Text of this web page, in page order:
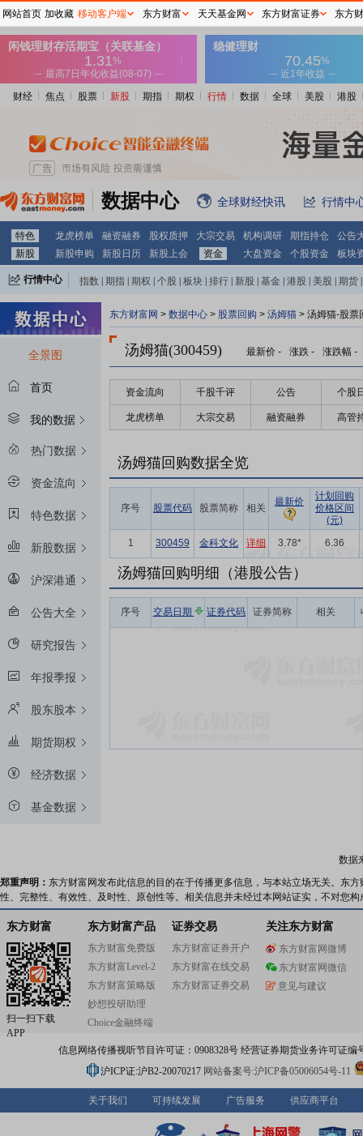
财经 焦点 股票 新股 期指 期权 行情 数据 全球 美股 港股
数据中心 全球财经快讯 行情中
特色 龙虎榜单 融资融券 股权质押 大宗交易 机构调研 期指持仓
公告
新股
新股申购 新股日历 新股上会 资金 大盘资金 个股资金 板块
行情中心 指数 期指 期权 个股 板块 排行 新股 基金 港股 美股 期货
全景图
首页
我的数据
热门数据
资金流向
特色数据
新股数据
沪深港通
公告大全
研究报告
年报季报
股东股本
期货期权
经济数据
基金数据
东方财富网 > 数据中心 > 股票回购 > 汤姆猫 > 汤姆猫-股票
汤姆猫(300459) 最新价 - 涨跌 - 涨跌幅 -
资金流向 千股千评 公告 个股
龙虎榜单 大宗交易 融资融券 高管
汤姆猫回购数据全览
序号 股票代码 股票简称 相关
最新价
计划回购
价格区间
(元)
1
300459 金科文化 详细 3.78* 6.36
汤姆猫回购明细（港股公告）
序号 交易日期 证券代码 证券简称 相关
数据
郑重声明： 东方财富网发布此信息的目的在于传播更多信息，与本站立场无关。东
性、完整性、有效性、及时性、原创性等。相关信息并未经过本网站证实，不对您
东方财富
扫一扫下载
APP
东方财富产品
东方财富免费版
东方财富Level-2
东方财富策略版
妙想投研助理
Choice金融终端
证券交易
东方财富证券开户
东方财富在线交易
东方财富证券交易
关注东方财富
东方财富网微博
东方财富网微信
意见与建议
信息网络传播视听节目许可证：0908328号 经营证券期货业务许可证编
沪ICP证:沪B2-20070217 网站备案号:沪ICP备05006054号-11
关于我们 可持续发展 广告服务 供应商平台
网站首页 加收藏 移动客户端 东方财富 天天基金网 东方财富证券 东方